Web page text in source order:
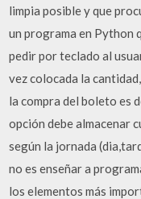
limpia posible y que
un programa en Python
pedir por teclado al
vez colocada la
la compra del boleto es
opción debe almacenar
según la jornada
no es enseñar a
los elementos más